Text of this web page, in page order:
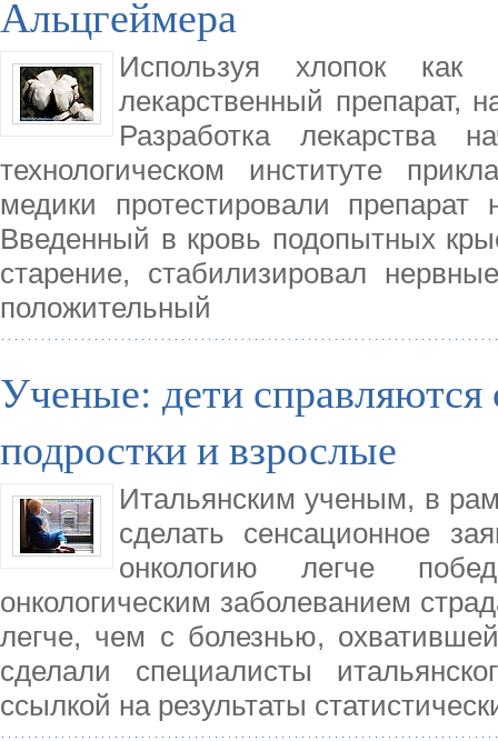
Альцгеймера
Используя хлопок как
лекарственный препарат,
Разработка лекарства
технологическом институте
медики протестировали
Введенный в кровь подопытных
старение, стабилизировал
положительный
Ученые: дети
подростки и взрослые
Итальянским ученым, в
сделать сенсационное
онкологию легче
онкологическим заболеванием
легче, чем с болезнью,
сделали специалисты
ссылкой на результаты